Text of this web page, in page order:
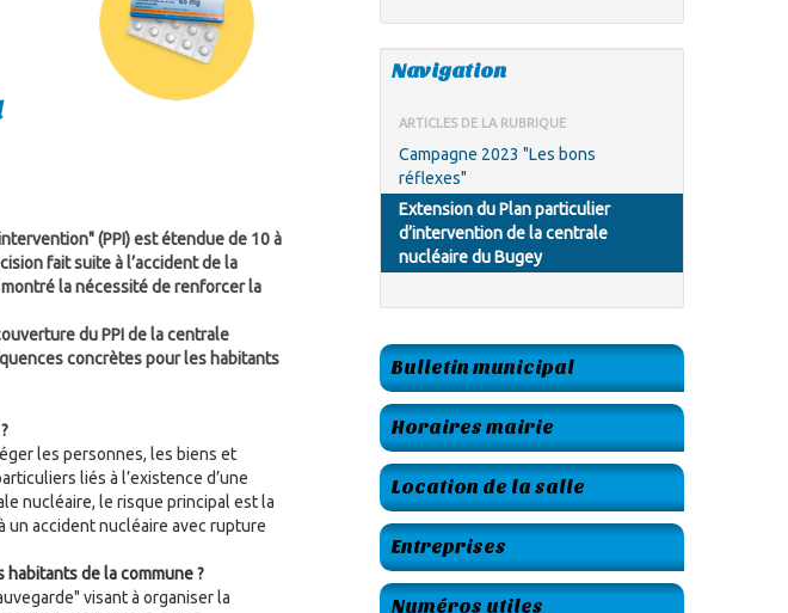
(PPI) est étendue de 10 à
fait suite à l’accident de la
la nécessité de renforcer la
du PPI de la centrale
concrètes pour les habitants
les personnes, les biens et
liés à l’existence d’une
nucléaire, le risque principal est la
un accident nucléaire avec rupture
habitants de la commune ?
visant à organiser la
Navigation
ARTICLES DE LA RUBRIQUE
Campagne 2023 "Les bons
réflexes"
Extension du Plan particulier
d’intervention de la centrale
nucléaire du Bugey
Bulletin municipal
Horaires mairie
Location de la salle
Entreprises
Numéros utiles